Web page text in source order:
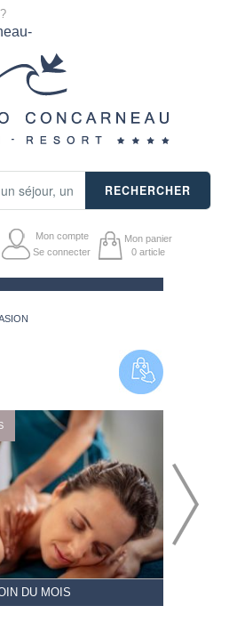
RECHERCHER
Mon compte
Se connecter
Mon panier
0 article
DU MOIS